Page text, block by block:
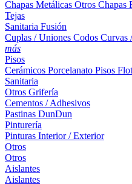
Chapas Metálicas Otros Chapas
Tejas
Sanitaria Fusión
Cuplas / Uniones Codos Curvas
más
Pisos
Cerámicos Porcelanato Pisos
Sanitaria
Otros Grifería
Cementos / Adhesivos
Pastinas DunDun
Pinturería
Pinturas Interior / Exterior
Otros
Otros
Aislantes
Aislantes